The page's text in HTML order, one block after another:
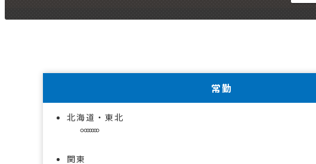
常勤
北海道・東北
関東